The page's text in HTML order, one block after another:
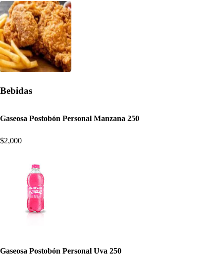
Bebidas
Gaseosa Postobón Personal Manzana 250
$2,000
Gaseosa Postobón Personal Uva 250